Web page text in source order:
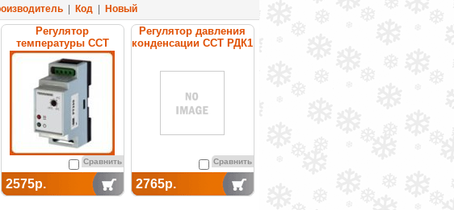
| Код| Новый
Регулятор
температуры ССТ
РТ-007S электронный
Сравнить
2575р.
Регулятор давления
конденсации ССТ РДК1
Сравнить
2765р.